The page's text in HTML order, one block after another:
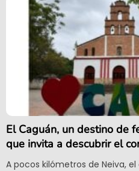
El Caguán, un destino de
que invita a descubrir el
A pocos kilómetros de Neiva,